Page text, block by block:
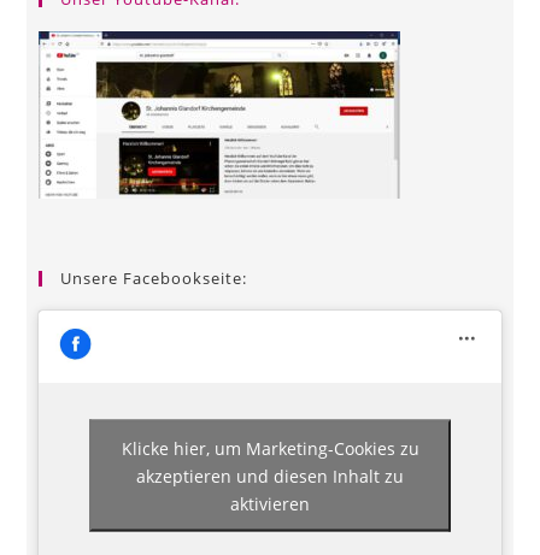
Unsere Facebookseite:
Klicke hier, um Marketing-Cookies zu
akzeptieren und diesen Inhalt zu
aktivieren